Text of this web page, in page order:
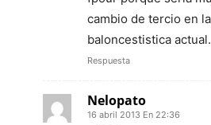
cambio de tercio en
baloncestistica
Respuesta
Nelopato
16 abril 2013 En 22:36